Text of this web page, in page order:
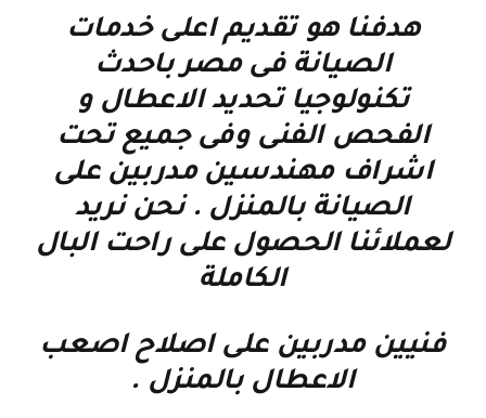
هدفنا هو تقديم اعلى خدمات
الصيانة فى مصر باحدث
تكنولوجيا تحديد الاعطال و
الفحص الفنى وفى جميع تحت
اشراف مهندسين مدربين على
الصيانة بالمنزل . نحن نريد
لعملائنا الحصول على راحت البال
الكاملة
فنيين مدربين على اصلاح اصعب
الاعطال بالمنزل .